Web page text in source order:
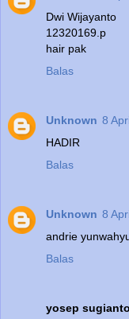
Dwi Wijayanto
12320169.p
hair pak
Balas
Unknown 8
HADIR
Balas
Unknown 8
andrie
Balas
yosep